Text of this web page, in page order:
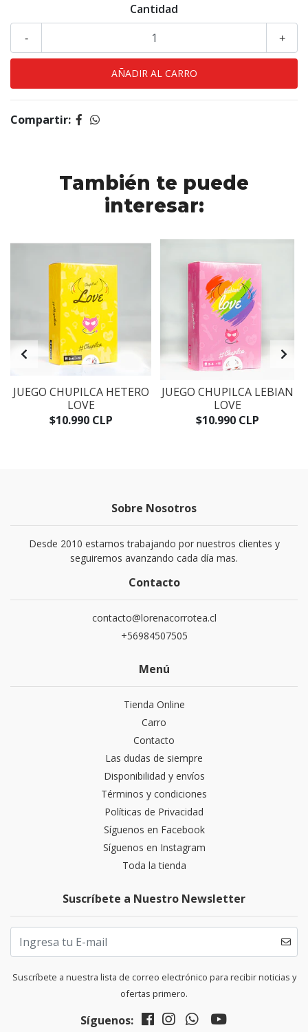
Cantidad
+
-
Compartir:
También te puede
interesar:
JUEGO CHUPILCA HETERO
LOVE
$10.990 CLP
JUEGO CHUPILCA LEBIAN
LOVE
$10.990 CLP
Sobre Nosotros
Desde 2010 estamos trabajando por nuestros clientes y
seguiremos avanzando cada día mas.
Contacto
contacto@lorenacorrotea.cl
+56984507505
Menú
Tienda Online
Carro
Contacto
Las dudas de siempre
Disponibilidad y envíos
Términos y condiciones
Políticas de Privacidad
Síguenos en Facebook
Síguenos en Instagram
Toda la tienda
Suscríbete a Nuestro Newsletter
Suscríbete a nuestra lista de correo electrónico para recibir noticias y
ofertas primero.
Síguenos: